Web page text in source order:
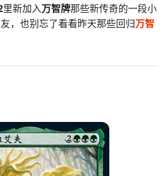
里新加入万智牌那些新传奇的一段小
，也别忘了看看昨天那些回归万智